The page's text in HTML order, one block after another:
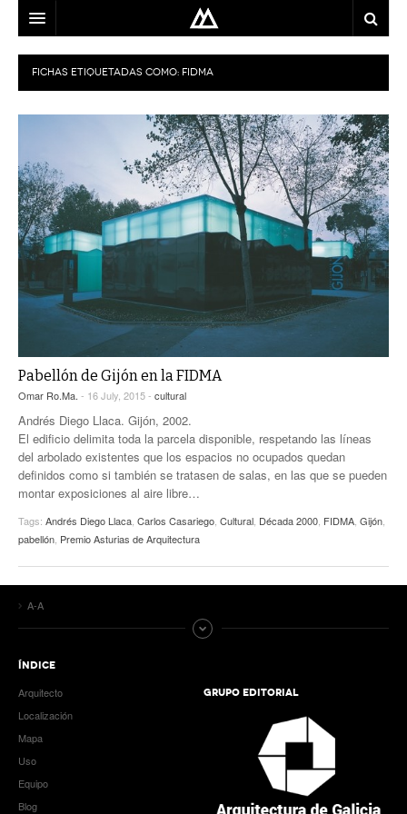
ARQUITECTO
LOCALIZACIÓN
USO
EQUIPO
BLOG
FICHAS ETIQUETADAS COMO: FIDMA
Pabellón de Gijón en la FIDMA
Omar Ro.Ma. - 16 July, 2015 - cultural
Andrés Diego Llaca. Gijón, 2002.
El edificio delimita toda la parcela disponible, respetando las líneas
del arbolado existentes que los espacios no ocupados quedan
definidos como si también se tratasen de salas, en las que se pueden
montar exposiciones al aire libre…
Tags: Andrés Diego Llaca Carlos Casariego Cultural Década 2000 FIDMA Gijón
pabellón Premio Asturias de Arquitectura
A-A
ÍNDICE
Arquitecto
Localización
Mapa
Uso
Equipo
Blog
GRUPO EDITORIAL